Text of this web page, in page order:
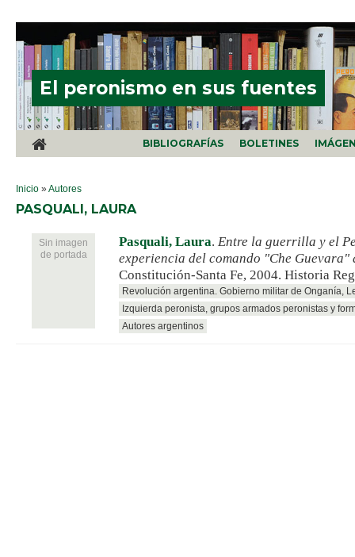
El peronismo en sus fuentes
BIBLIOGRAFÍAS BOLETINES
SE ENCUENTRA USTED AQUÍ
Inicio »Autores
PASQUALI, LAURA
Sin imagen
de portada
Pasquali, Laura. Entre la guerrilla y el
experiencia del comando "Che Guevara"
Constitución-Santa Fe, 2004. Historia
Revolución argentina. Gobierno militar de Onganía,
Izquierda peronista, grupos armados peronistas y
Autores argentinos